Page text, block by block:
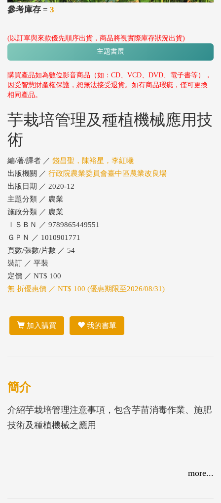
參考庫存 = 3
(以訂單與來款優先順序出貨，商品將視實際庫存狀況出貨)
主題書展
購買產品如為數位影音商品（如：CD、VCD、DVD、電子書等），
因受智慧財產權保護，恕無法接受退貨。如有商品瑕疵，僅可更換
相同產品。
芋栽培管理及種植機械應用技
術
編/著/譯者 ／ 錢昌聖，陳裕星，李紅曦
出版機關 ／ 行政院農業委員會臺中區農業改良場
出版日期 ／ 2020-12
主題分類 ／ 農業
施政分類 ／ 農業
ＩＳＢＮ ／ 9789865449551
ＧＰＮ ／ 1010901771
頁數/張數/片數 ／ 54
裝訂 ／ 平裝
定價 ／ NT$ 100
無 折優惠價 ／ NT$ 100 (優惠期限至2026/08/31)
加入購買 我的書單
簡介
介紹芋栽培管理注意事項，包含芋苗消毒作業、施肥
技術及種植機械之應用
more...